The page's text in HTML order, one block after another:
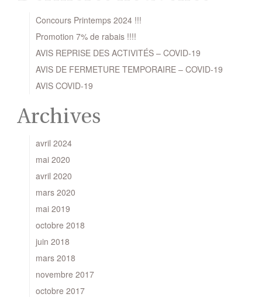
Concours Printemps 2024 !!!
Promotion 7% de rabais !!!!
AVIS REPRISE DES ACTIVITÉS – COVID-19
AVIS DE FERMETURE TEMPORAIRE – COVID-19
AVIS COVID-19
Archives
avril 2024
mai 2020
avril 2020
mars 2020
mai 2019
octobre 2018
juin 2018
mars 2018
novembre 2017
octobre 2017